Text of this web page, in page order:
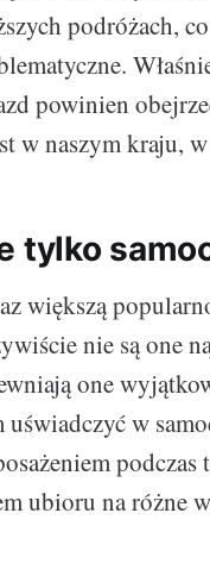
podróżach,
powinien
w naszym kraju,
tylko
większą
nie są one
one
uświadczyć w
ubioru na różne